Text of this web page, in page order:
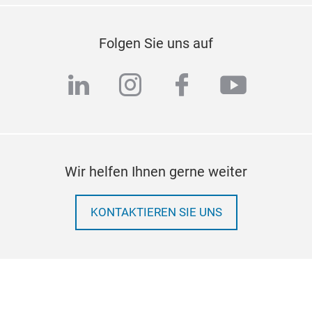
Folgen Sie uns auf
linkedininstagram
facebook
Wir helfen Ihnen gerne weiter
KONTAKTIEREN SIE UNS